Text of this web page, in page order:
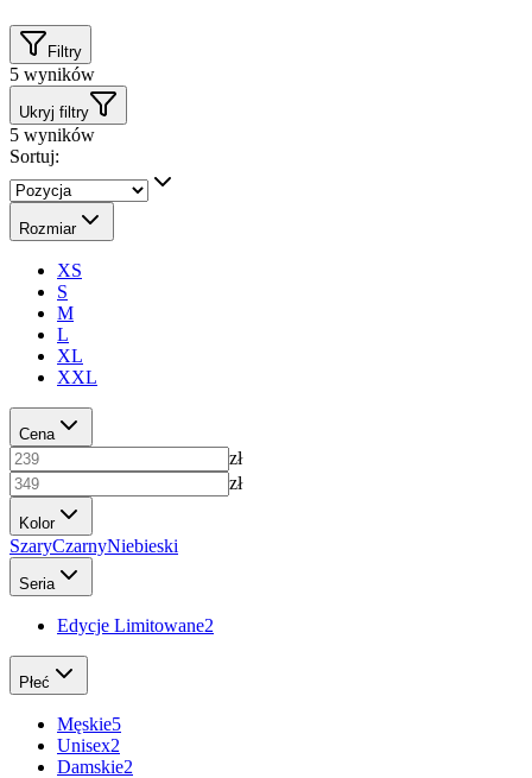
Filtry
5 wyników
Ukryj filtry
5 wyników
Sortuj:
Rozmiar
XS
S
M
L
XL
XXL
Cena
zł
zł
Kolor
SzaryCzarnyNiebieski
Seria
Edycje Limitowane2
Płeć
Męskie5
Unisex2
Damskie2